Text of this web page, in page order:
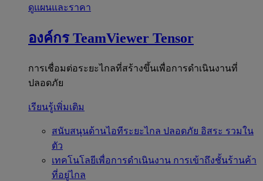
ดูแผนและราคา
องค์กร TeamViewer Tensor
การเชื่อมต่อระยะไกลที่สร้างขึ้นเพื่อการดำเนินงานที่
ปลอดภัย
เรียนรู้เพิ่มเติม
สนับสนุนด้านไอทีระยะไกล ปลอดภัย อิสระ รวมใน
ตัว
เทคโนโลยีเพื่อการดำเนินงาน การเข้าถึงชั้นร้านค้า
ที่อยู่ไกล